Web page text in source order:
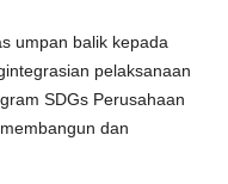
umpan balik kepada
pelaksanaan
SDGs Perusahaan
dan